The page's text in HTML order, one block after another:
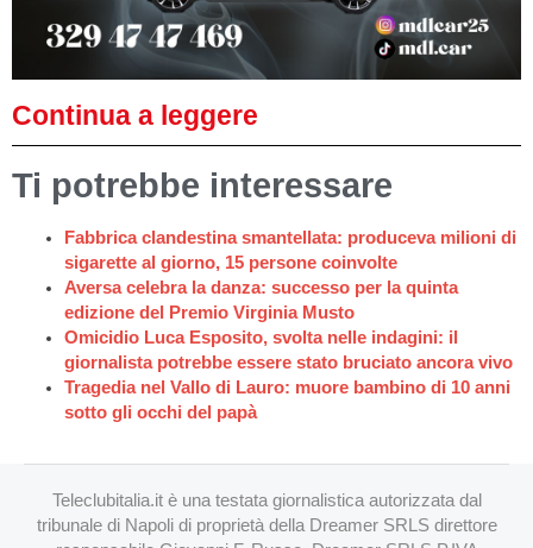
Continua a leggere
Ti potrebbe interessare
Fabbrica clandestina smantellata: produceva milioni di
sigarette al giorno, 15 persone coinvolte
Aversa celebra la danza: successo per la quinta
edizione del Premio Virginia Musto
Omicidio Luca Esposito, svolta nelle indagini: il
giornalista potrebbe essere stato bruciato ancora vivo
Tragedia nel Vallo di Lauro: muore bambino di 10 anni
sotto gli occhi del papà
Teleclubitalia.it è una testata giornalistica autorizzata dal
tribunale di Napoli di proprietà della Dreamer SRLS direttore